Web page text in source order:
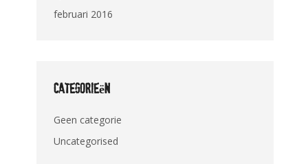
februari 2016
Categorieën
Geen categorie
Uncategorised